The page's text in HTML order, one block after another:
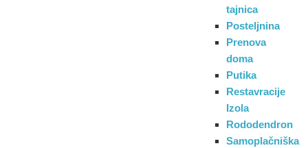
tajnica
Posteljnina
Prenova
doma
Putika
Restavracije
Izola
Rododendron
Samoplačniška